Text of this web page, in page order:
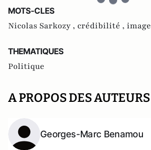
MOTS-CLES
Nicolas Sarkozy , crédibilité , image
THEMATIQUES
Politique
A PROPOS DES AUTEURS
Georges-Marc Benamou